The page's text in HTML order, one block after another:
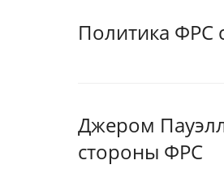
Политика ФРС
Джером
стороны ФРС